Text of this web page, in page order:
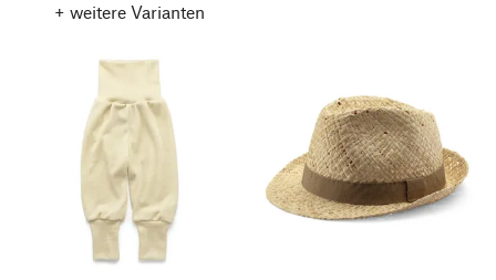
+ weitere Varianten